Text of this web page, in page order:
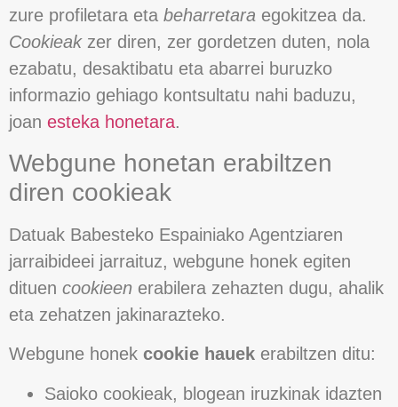
zure profiletara eta beharretara egokitzea da.
Cookieakzer diren, zer gordetzen duten, nola
ezabatu, desaktibatu eta abarrei buruzko
informazio gehiago kontsultatu nahi baduzu,
joan esteka honetara.
Webgune honetan erabiltzen
diren cookieak
Datuak Babesteko Espainiako Agentziaren
jarraibideei jarraituz, webgune honek egiten
dituen cookieen erabilera zehazten dugu, ahalik
eta zehatzen jakinarazteko.
Webgune honek cookie hauek erabiltzen ditu:
Saioko cookieak, blogean iruzkinak idazten